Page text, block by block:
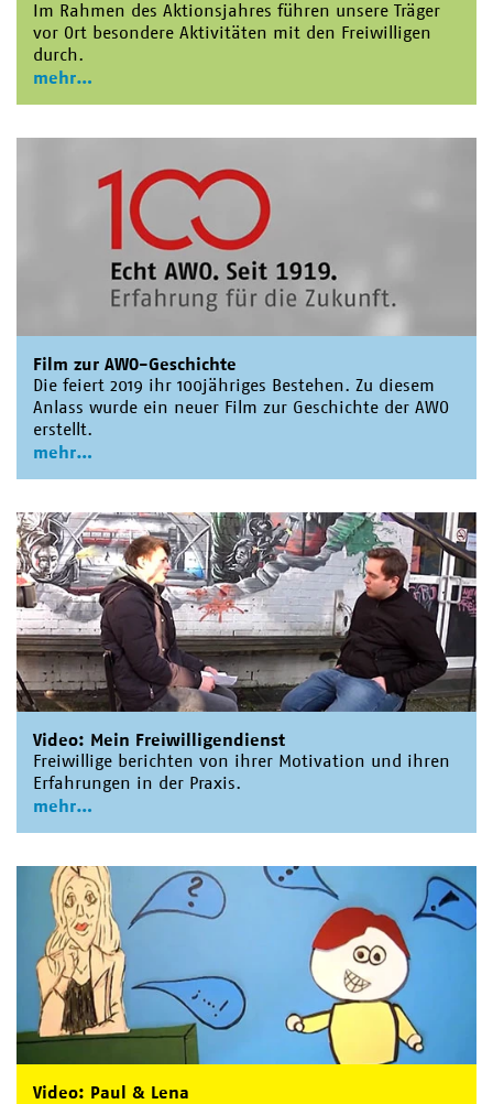
Im Rahmen des Aktionsjahres führen unsere Träger
vor Ort besondere Aktivitäten mit den Freiwilligen
durch.
mehr
Film zur AWO-Geschichte
Die feiert 2019 ihr 100jähriges Bestehen. Zu diesem
Anlass wurde ein neuer Film zur Geschichte der AWO
erstellt.
mehr
Video: Mein Freiwilligendienst
Freiwillige berichten von ihrer Motivation und ihren
Erfahrungen in der Praxis.
mehr
Video: Paul & Lena